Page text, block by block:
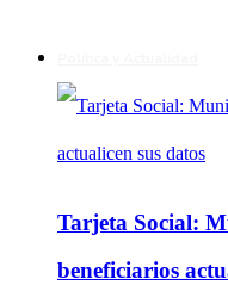
Tarjeta Social:
beneficiarios